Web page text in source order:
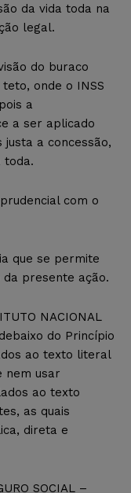
da vida toda na
legal.
do buraco
onde o INSS
a
a ser aplicado
a concessão,
toda.
com o
que se permite
presente ação.
NACIONAL
do Princípio
ao texto literal
nem usar
ao texto
as quais
direta e
SOCIAL –